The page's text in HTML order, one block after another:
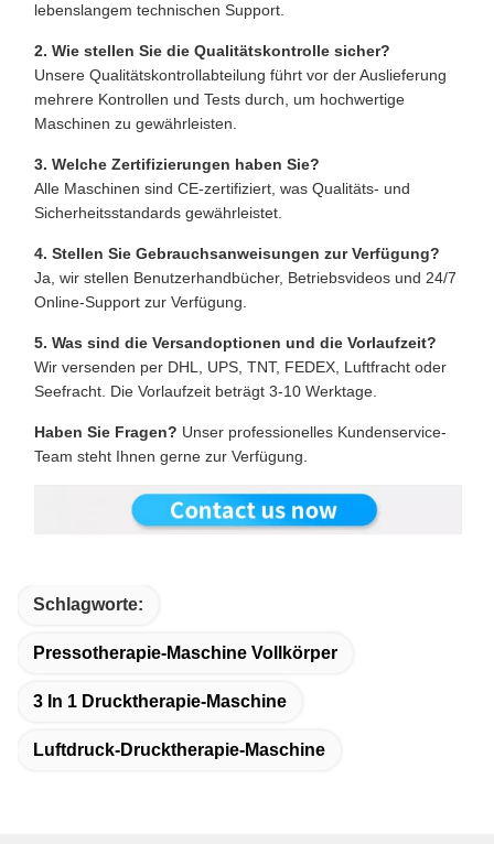
lebenslangem technischen Support.
2. Wie stellen Sie die Qualitätskontrolle sicher?
Unsere Qualitätskontrollabteilung führt vor der Auslieferung
mehrere Kontrollen und Tests durch, um hochwertige
Maschinen zu gewährleisten.
3. Welche Zertifizierungen haben Sie?
Alle Maschinen sind CE-zertifiziert, was Qualitäts- und
Sicherheitsstandards gewährleistet.
4. Stellen Sie Gebrauchsanweisungen zur Verfügung?
Ja, wir stellen Benutzerhandbücher, Betriebsvideos und 24/7
Online-Support zur Verfügung.
5. Was sind die Versandoptionen und die Vorlaufzeit?
Wir versenden per DHL, UPS, TNT, FEDEX, Luftfracht oder
Seefracht. Die Vorlaufzeit beträgt 3-10 Werktage.
Haben Sie Fragen? Unser professionelles Kundenservice-
Team steht Ihnen gerne zur Verfügung.
Schlagworte:
Pressotherapie-Maschine Vollkörper
3 In 1 Drucktherapie-Maschine
Luftdruck-Drucktherapie-Maschine